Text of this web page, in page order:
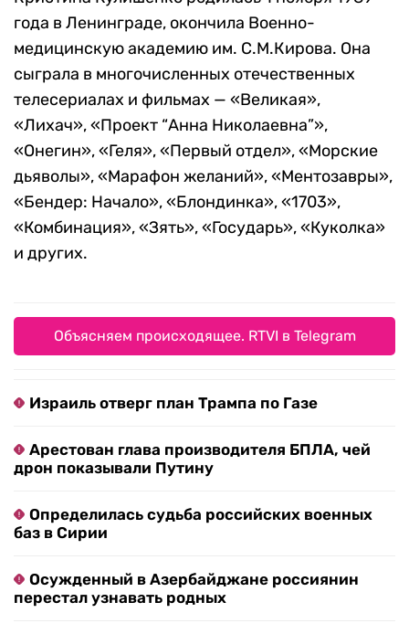
года в Ленинграде, окончила Военно-
медицинскую академию им. С.М.Кирова. Она
сыграла в многочисленных отечественных
телесериалах и фильмах — «Великая»,
«Лихач», «Проект “Анна Николаевна”»,
«Онегин», «Геля», «Первый отдел», «Морские
дьяволы», «Марафон желаний», «Ментозавры»,
«Бендер: Начало», «Блондинка», «1703»,
«Комбинация», «Зять», «Государь», «Куколка»
и других.
Объясняем происходящее. RTVI в Telegram
Израиль отверг план Трампа по Газе
Арестован глава производителя БПЛА, чей
дрон показывали Путину
Определилась судьба российских военных
баз в Сирии
Осужденный в Азербайджане россиянин
перестал узнавать родных